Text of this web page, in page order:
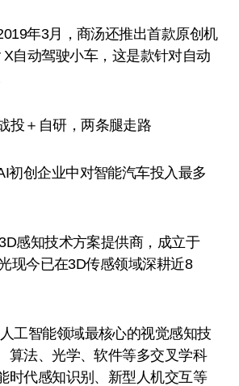
年3月，商汤还推出首款原创机
X自动驾驶小车，这是款针对自动
投＋自研，两条腿走路
初创企业中对智能汽车投入最多
感知技术方案提供商，成立于
现今已在3D传感领域深耕近8
工智能领域最核心的视觉感知技
算法、光学、软件等多交叉学科
时代感知识别、新型人机交互等